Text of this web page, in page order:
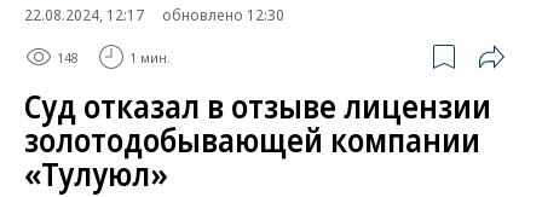
22.08.2024, 12:17
обновлено 12:30
148 1 мин.
Суд отказал в отзыве лицензии
золотодобывающей компании
«Тулуюл»